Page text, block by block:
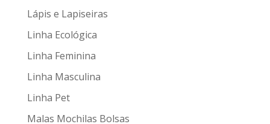
Lápis e Lapiseiras
Linha Ecológica
Linha Feminina
Linha Masculina
Linha Pet
Malas Mochilas Bolsas